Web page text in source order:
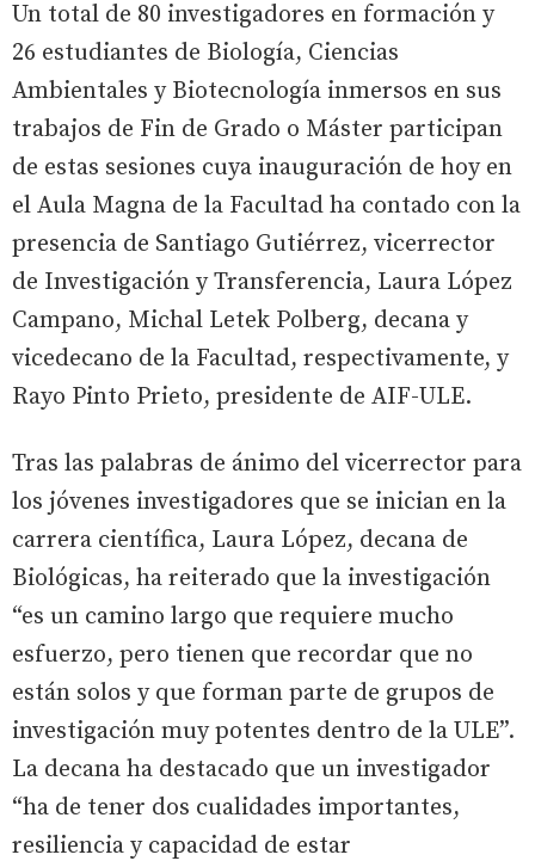
Un total de 80 investigadores en formación y
26 estudiantes de Biología, Ciencias
Ambientales y Biotecnología inmersos en sus
trabajos de Fin de Grado o Máster participan
de estas sesiones cuya inauguración de hoy en
el Aula Magna de la Facultad ha contado con la
presencia de Santiago Gutiérrez, vicerrector
de Investigación y Transferencia, Laura López
Campano, Michal Letek Polberg, decana y
vicedecano de la Facultad, respectivamente, y
Rayo Pinto Prieto, presidente de AIF-ULE.
Tras las palabras de ánimo del vicerrector para
los jóvenes investigadores que se inician en la
carrera científica, Laura López, decana de
Biológicas, ha reiterado que la investigación
“es un camino largo que requiere mucho
esfuerzo, pero tienen que recordar que no
están solos y que forman parte de grupos de
investigación muy potentes dentro de la ULE”.
La decana ha destacado que un investigador
“ha de tener dos cualidades importantes,
resiliencia y capacidad de estar